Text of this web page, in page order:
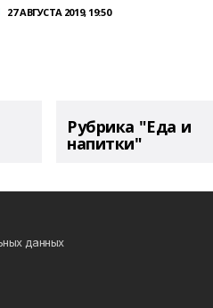
27 АВГУСТА 2019, 19:50
Рубрика "Еда и
напитки"
данных